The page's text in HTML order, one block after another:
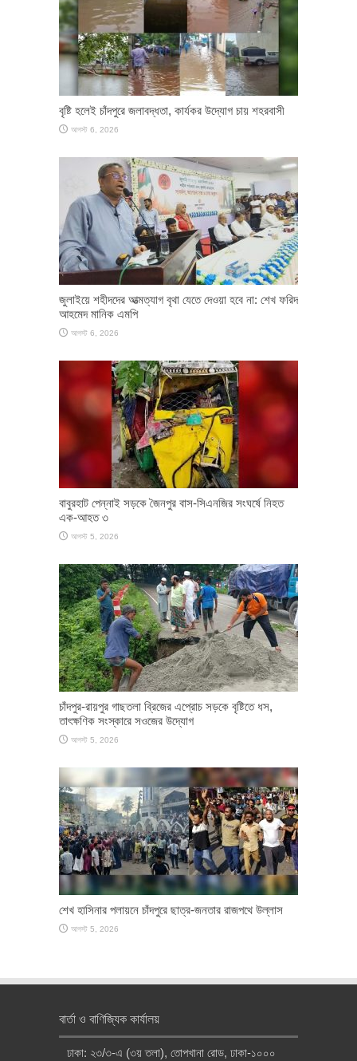
বৃষ্টি হলেই চাঁদপুরে জলাবদ্ধতা, কার্যকর উদ্যোগ চায় শহরবাসী
আগস্ট 6, 2026
জুলাইয়ে শহীদদের আত্মত্যাগ বৃথা যেতে দেওয়া হবে না: শেখ ফরিদ
আহমেদ মানিক এমপি
আগস্ট 6, 2026
বাবুরহাট পেন্নাই সড়কে জৈনপুর বাস-সিএনজির সংঘর্ষে নিহত
এক-আহত ৩
আগস্ট 5, 2026
চাঁদপুর-রায়পুর গাছতলা ব্রিজের এপ্রোচ সড়কে বৃষ্টিতে ধস,
তাৎক্ষণিক সংস্কারে সওজের উদ্যোগ
আগস্ট 5, 2026
শেখ হাসিনার পলায়নে চাঁদপুরে ছাত্র-জনতার রাজপথে উল্লাস
আগস্ট 5, 2026
বার্তা ও বাণিজ্যিক কার্যালয়
ঢাকা: ২৩/৩-এ (৩য় তলা), তোপখানা রোড, ঢাকা-১০০০